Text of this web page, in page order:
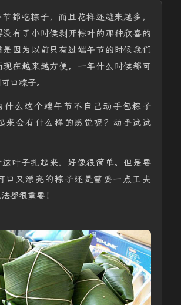
都吃粽子，而且花样还越来越多，
没有了小时候剥开粽叶的那种欣喜的
是因为以前只有过端午节的时候我们
现在越来越方便，一年什么时候都可
口粽子。
么这个端午节不自己动手包粽子
来会有什么样的感觉呢？动手试试
子扎起来，好像很简单。但是要
口又漂亮的粽子还是需要一点工夫
都很重要！